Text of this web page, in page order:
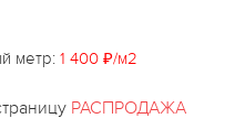
метр: 1 400 ₽/м2
РАСПРОДАЖА